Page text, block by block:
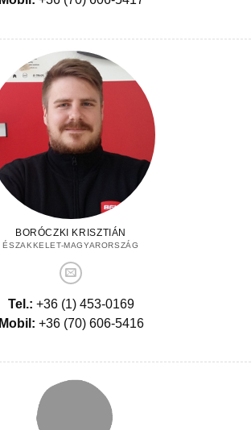
BORÓCZKI KRISZTIÁN
ÉSZAKKELET-MAGYARORSZÁG
Tel.: +36 (1) 453-0169
Mobil: +36 (70) 606-5416